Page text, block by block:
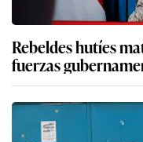
Rebeldes hutíes
fuerzas